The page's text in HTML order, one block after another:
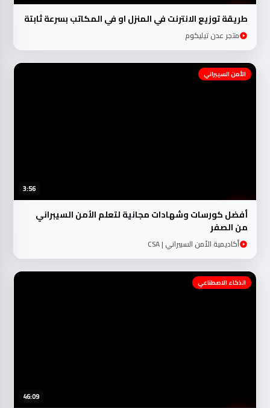
طريقة توزيع الانترنت في المنزل او في المكاتب بسرعة ثابتة
متجر عدن تيليكوم
3:56
الأمن السيبراني
أفضل كورسات وشهادات مجانية لتعلم الأمن السيبراني
من الصفر
أكاديمية الأمن السبيراني | CSA
46:09
الذكاء الاصطناعي